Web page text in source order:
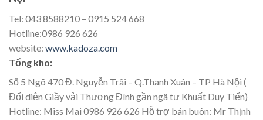
Tel: 043 8588210 – 0915 524 668
Hotline:0986 926 626
website: www.kadoza.com
Tổng kho:
Số 5 Ngõ 470 Đ. Nguyễn Trãi – Q.Thanh Xuân – TP Hà Nội (
Đối diện Giầy vải Thượng Đình gần ngã tư Khuất Duy Tiến)
Hotline: Miss Mai 0986 926 626 Hỗ trợ bán buôn: Mr Thịnh